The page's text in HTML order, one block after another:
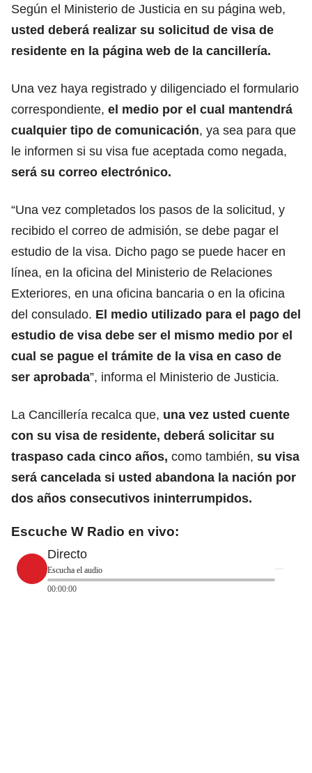
Según el Ministerio de Justicia en su página web,
usted deberá realizar su solicitud de visa de
residente en la página web de la cancillería.
Una vez haya registrado y diligenciado el formulario
correspondiente, el medio por el cual mantendrá
cualquier tipo de comunicación, ya sea para que
le informen si su visa fue aceptada como negada,
será su correo electrónico.
“Una vez completados los pasos de la solicitud, y
recibido el correo de admisión, se debe pagar el
estudio de la visa. Dicho pago se puede hacer en
línea, en la oficina del Ministerio de Relaciones
Exteriores, en una oficina bancaria o en la oficina
del consulado. El medio utilizado para el pago del
estudio de visa debe ser el mismo medio por el
cual se pague el trámite de la visa en caso de
ser aprobada”, informa el Ministerio de Justicia.
La Cancillería recalca que, una vez usted cuente
con su visa de residente, deberá solicitar su
traspaso cada cinco años, como también, su visa
será cancelada si usted abandona la nación por
dos años consecutivos ininterrumpidos.
Escuche W Radio en vivo:
Directo
Escucha el audio
00:00:00